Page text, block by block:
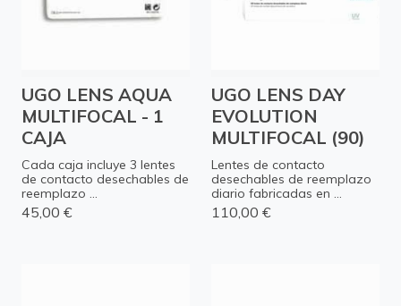
UGO LENS AQUA
MULTIFOCAL - 1
CAJA
Cada caja incluye 3 lentes
de contacto desechables de
reemplazo ...
45,00 €
UGO LENS DAY
EVOLUTION
MULTIFOCAL (90)
Lentes de contacto
desechables de reemplazo
diario fabricadas en ...
110,00 €